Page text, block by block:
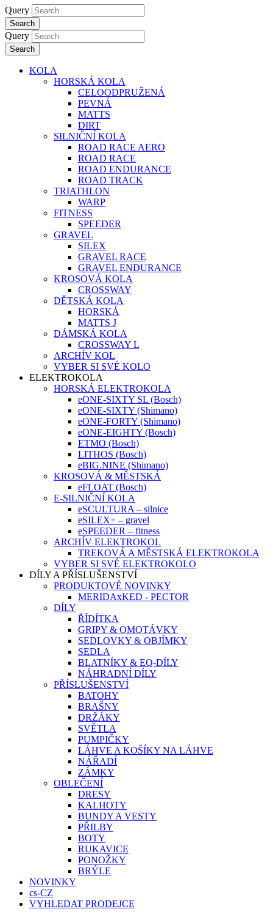
Query
Search
Query
Search
KOLA
HORSKÁ KOLA
CELOODPRUŽENÁ
PEVNÁ
MATTS
DIRT
SILNIČNÍ KOLA
ROAD RACE AERO
ROAD RACE
ROAD ENDURANCE
ROAD TRACK
TRIATHLON
WARP
FITNESS
SPEEDER
GRAVEL
SILEX
GRAVEL RACE
GRAVEL ENDURANCE
KROSOVÁ KOLA
CROSSWAY
DĚTSKÁ KOLA
HORSKÁ
MATTS J
DÁMSKÁ KOLA
CROSSWAY L
ARCHÍV KOL
VYBER SI SVÉ KOLO
ELEKTROKOLA
HORSKÁ ELEKTROKOLA
eONE-SIXTY SL (Bosch)
eONE-SIXTY (Shimano)
eONE-FORTY (Shimano)
eONE-EIGHTY (Bosch)
ETMO (Bosch)
LITHOS (Bosch)
eBIG.NINE (Shimano)
KROSOVÁ & MĚSTSKÁ
eFLOAT (Bosch)
E-SILNIČNÍ KOLA
eSCULTURA – silnice
eSILEX+ – gravel
eSPEEDER – fitness
ARCHÍV ELEKTROKOL
TREKOVÁ A MĚSTSKÁ ELEKTROKOLA
VYBER SI SVÉ ELEKTROKOLO
DÍLY A PŘÍSLUŠENSTVÍ
PRODUKTOVÉ NOVINKY
MERIDAxKED - PECTOR
DÍLY
ŘÍDÍTKA
GRIPY & OMOTÁVKY
SEDLOVKY & OBJÍMKY
SEDLA
BLATNÍKY & EQ-DÍLY
NÁHRADNÍ DÍLY
PŘÍSLUŠENSTVÍ
BATOHY
BRAŠNY
DRŽÁKY
SVĚTLA
PUMPIČKY
LÁHVE A KOŠÍKY NA LÁHVE
NÁŘADÍ
ZÁMKY
OBLEČENÍ
DRESY
KALHOTY
BUNDY A VESTY
PŘILBY
BOTY
RUKAVICE
PONOŽKY
BRÝLE
NOVINKY
cs-CZ
VYHLEDAT PRODEJCE